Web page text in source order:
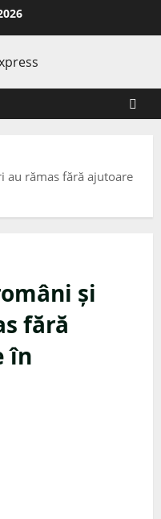
au rămas fără ajutoare
și
fără
în